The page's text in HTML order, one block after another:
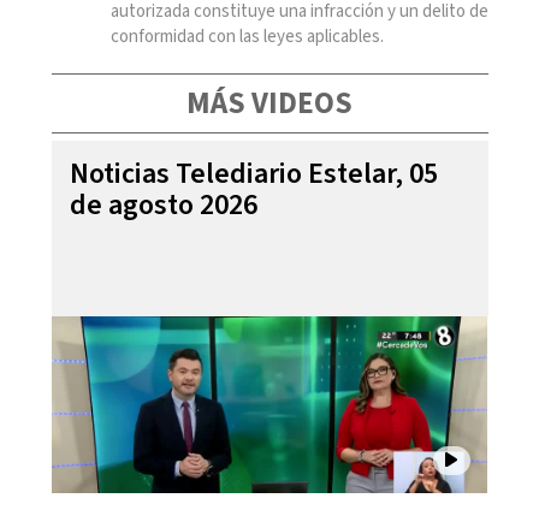
autorizada constituye una infracción y un delito de
conformidad con las leyes aplicables.
MÁS VIDEOS
Noticias Telediario Estelar, 05
de agosto 2026